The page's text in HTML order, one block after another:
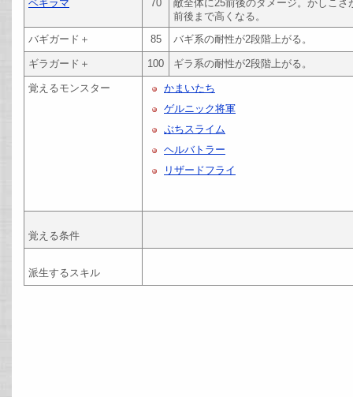
ベギラマ
70
敵全体に25前後のダメージ。かしこ
前後まで高くなる。
バギガード＋
85 バギ系の耐性が2段階上がる。
ギラガード＋ 100 ギラ系の耐性が2段階上がる。
覚えるモンスター
かまいたち
ゲルニック将軍
ぶちスライム
ヘルバトラー
リザードフライ
覚える条件
派生するスキル